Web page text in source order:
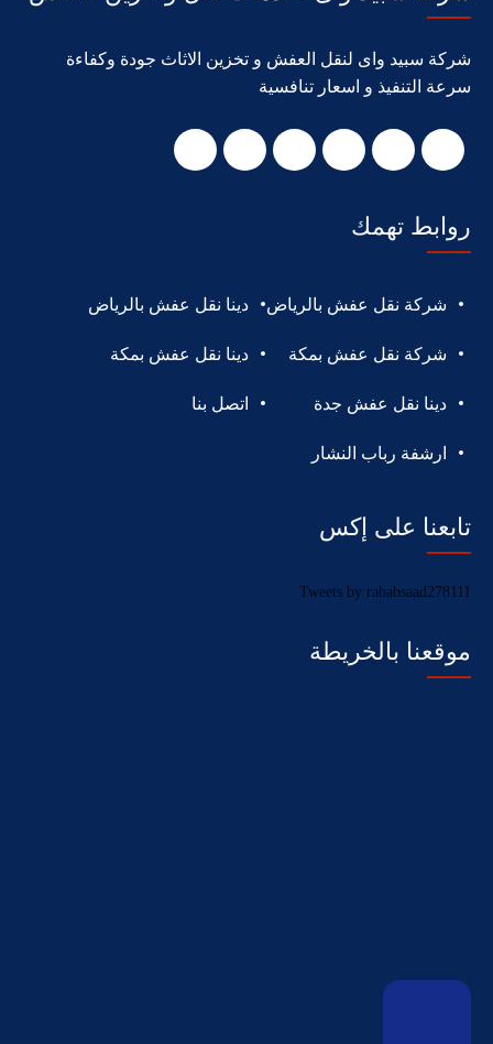
شركة سبيد واى لنقل العفش و تخزين الاثاث جودة وكفاءة
سرعة التنفيذ و اسعار تنافسية
روابط تهمك
شركة نقل عفش بالرياض دينا نقل عفش بالرياض
شركة نقل عفش بمكة دينا نقل عفش بمكة
دينا نقل عفش جدة اتصل بنا
ارشفة رباب النشار
تابعنا على إكس
Tweets by rababsaad278111
موقعنا بالخريطة